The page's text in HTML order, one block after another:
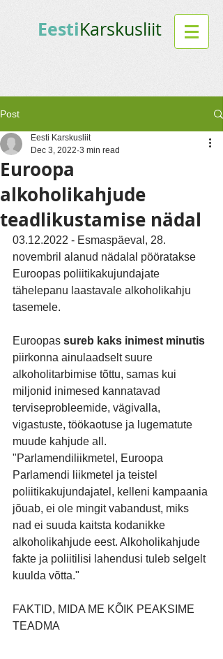
EestiKarskusliit
Post
Euroopa
alkoholikahjude
teadlikustamise nädal
Eesti Karskusliit
Dec 3, 2022 3 min read
03.12.2022 - Esmaspäeval, 28.
novembril alanud nädalal pööratakse
Euroopas poliitikakujundajate
tähelepanu laastavale alkoholikahju
tasemele.
Euroopas sureb kaks inimest minutis
piirkonna ainulaadselt suure
alkoholitarbimise tõttu, samas kui
miljonid inimesed kannatavad
terviseprobleemide, vägivalla,
vigastuste, töökaotuse ja lugematute
muude kahjude all.
"Parlamendiliikmetel, Euroopa
Parlamendi liikmetel ja teistel
poliitikakujundajatel, kelleni kampaania
jõuab, ei ole mingit vabandust, miks
nad ei suuda kaitsta kodanikke
alkoholikahjude eest. Alkoholikahjude
fakte ja poliitilisi lahendusi tuleb selgelt
kuulda võtta."
FAKTID, MIDA ME KÕIK PEAKSIME
TEADMA